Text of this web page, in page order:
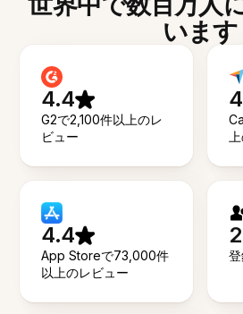
います
4.4
G2で2,100件以上のレ
ビュー
4.4
App Storeで73,000件
以上のレビュー